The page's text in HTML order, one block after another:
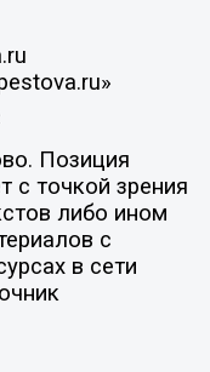
Позиция
с точкой зрения
либо ином
с
в сети